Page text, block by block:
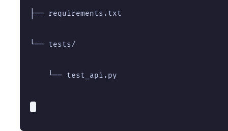
├── requirements.txt
└── tests/
    └── test_api.py